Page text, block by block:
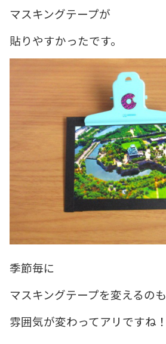
マスキングテープが
貼りやすかったです。
季節毎に
マスキングテープを変えるのも
雰囲気が変わってアリですね！